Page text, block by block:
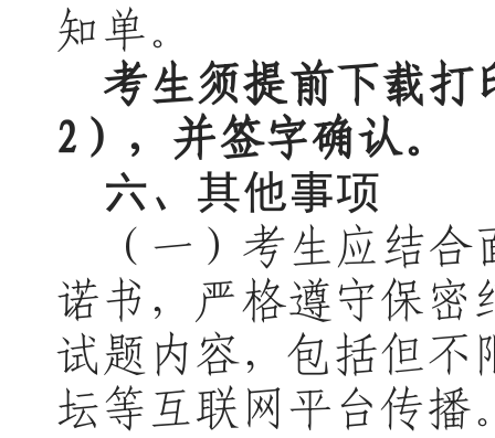
知单。
考生须提前下载打
2），并签字确认。
六、其他事项
（ 一 ）考生应结合
诺书，严格遵守保密
试题内容，包括但不
坛等互联网平台传播